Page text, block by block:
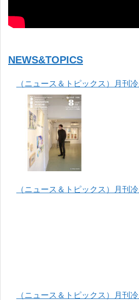
NEWS&TOPICS
（ニュース＆トピックス）月刊
（ニュース＆トピックス）月刊
（ニュース＆トピックス）月刊